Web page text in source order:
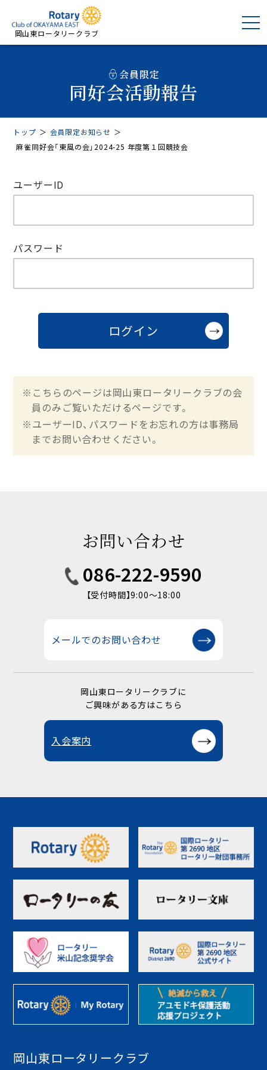
岡山東ロータリークラブ
会員限定
同好会活動報告
トップ ＞ 会員限定お知らせ ＞
麻雀同好会「東風の会」2024-25 年度第１回競技会
ユーザーID
パスワード
※こちらのページは岡山東ロータリークラブの会
員のみご覧いただけるページです。
※ユーザーID、パスワードをお忘れの方は事務局
までお問い合わせください。
お問い合わせ
086-222-9590
【受付時間】9:00〜18:00
メールでのお問い合わせ
岡山東ロータリークラブに
ご興味がある方はこちら
入会案内
岡山東ロータリークラブ